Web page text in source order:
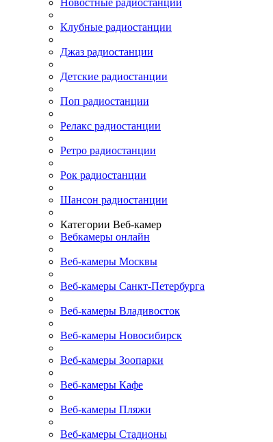
Новостные радиостанции
Клубные радиостанции
Джаз радиостанции
Детские радиостанции
Поп радиостанции
Релакс радиостанции
Ретро радиостанции
Рок радиостанции
Шансон радиостанции
Категории Веб-камер
Вебкамеры онлайн
Веб-камеры Москвы
Веб-камеры Санкт-Петербурга
Веб-камеры Владивосток
Веб-камеры Новосибирск
Веб-камеры Зоопарки
Веб-камеры Кафе
Веб-камеры Пляжи
Веб-камеры Стадионы